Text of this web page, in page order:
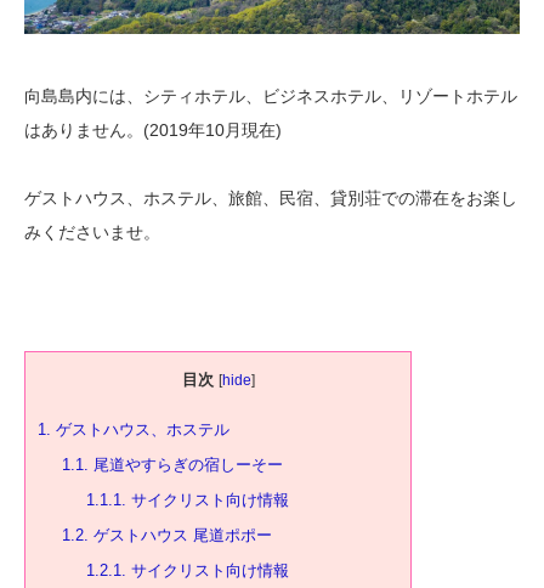
向島島内には、シティホテル、ビジネスホテル、リゾートホテル
はありません。(2019年10月現在)
ゲストハウス、ホステル、旅館、民宿、貸別荘での滞在をお楽し
みくださいませ。
目次 [hide]
1. ゲストハウス、ホステル
1.1. 尾道やすらぎの宿しーそー
1.1.1. サイクリスト向け情報
1.2. ゲストハウス 尾道ポポー
1.2.1. サイクリスト向け情報